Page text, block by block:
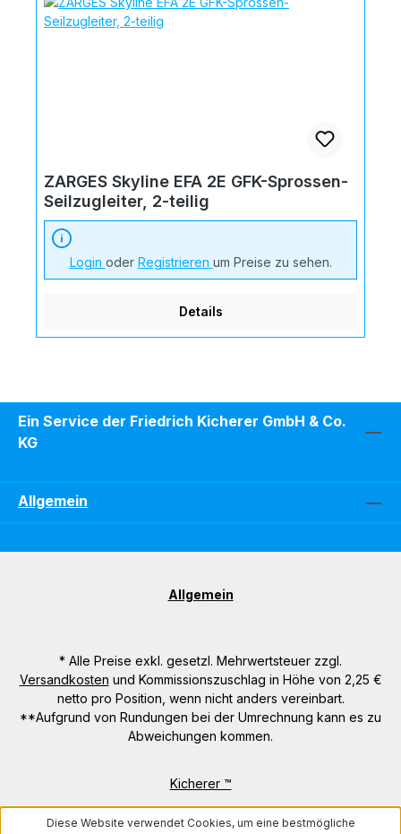
ZARGES Skyline EFA 2E GFK-Sprossen-
Seilzugleiter, 2-teilig
Login oder Registrieren um Preise zu sehen.
Details
Ein Service der Friedrich Kicherer GmbH & Co.
KG
Allgemein
Allgemein
* Alle Preise exkl. gesetzl. Mehrwertsteuer zzgl.
Versandkosten und Kommissionszuschlag in Höhe von 2,25 €
netto pro Position, wenn nicht anders vereinbart.
**Aufgrund von Rundungen bei der Umrechnung kann es zu
Abweichungen kommen.
Kicherer ™
Diese Website verwendet Cookies, um eine bestmögliche